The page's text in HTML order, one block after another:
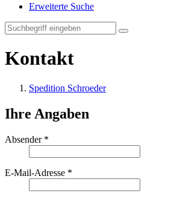
Erweiterte Suche
Kontakt
Spedition Schroeder
Ihre Angaben
Absender *
E-Mail-Adresse *